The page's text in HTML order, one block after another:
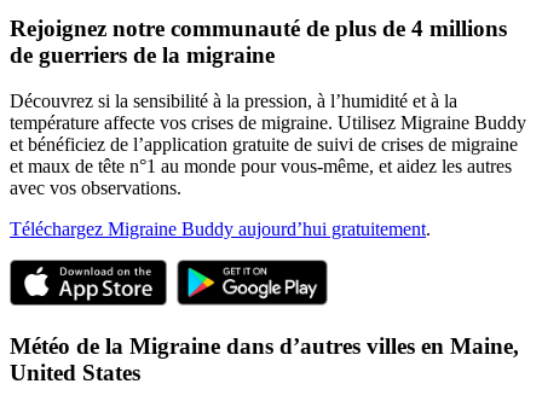
Rejoignez notre communauté de plus de 4 millions
de guerriers de la migraine
Découvrez si la sensibilité à la pression, à l’humidité et à la
température affecte vos crises de migraine. Utilisez Migraine Buddy
et bénéficiez de l’application gratuite de suivi de crises de migraine
et maux de tête n°1 au monde pour vous-même, et aidez les autres
avec vos observations.
Téléchargez Migraine Buddy aujourd’hui gratuitement.
Météo de la Migraine dans d’autres villes en Maine,
United States